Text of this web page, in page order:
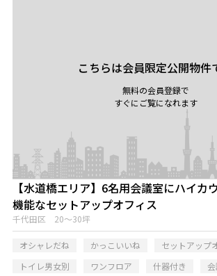
こちらは会員限定公開物件
無料の会員登録で
すぐにご覧になれます
【水道橋エリア】6名用会議室にハイカ
機能なセットアップオフィス
千代田区 20～30坪
オシャレだね かっこいいね
セットアップ
トイレ男女別
ワンフロア 什器付き